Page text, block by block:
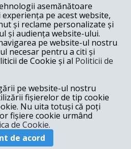
asemănătoare
pe acest website,
și reclame personalizate și
și audiența website-ului.
pe website-ul nostru
necesar pentru a citi și
de Cookie și al Politicii de
pe website-ul nostru
fișierelor de tip cookie
Nu uita totuși că poți
fișiere cookie urmând
de Cookie.
de acord